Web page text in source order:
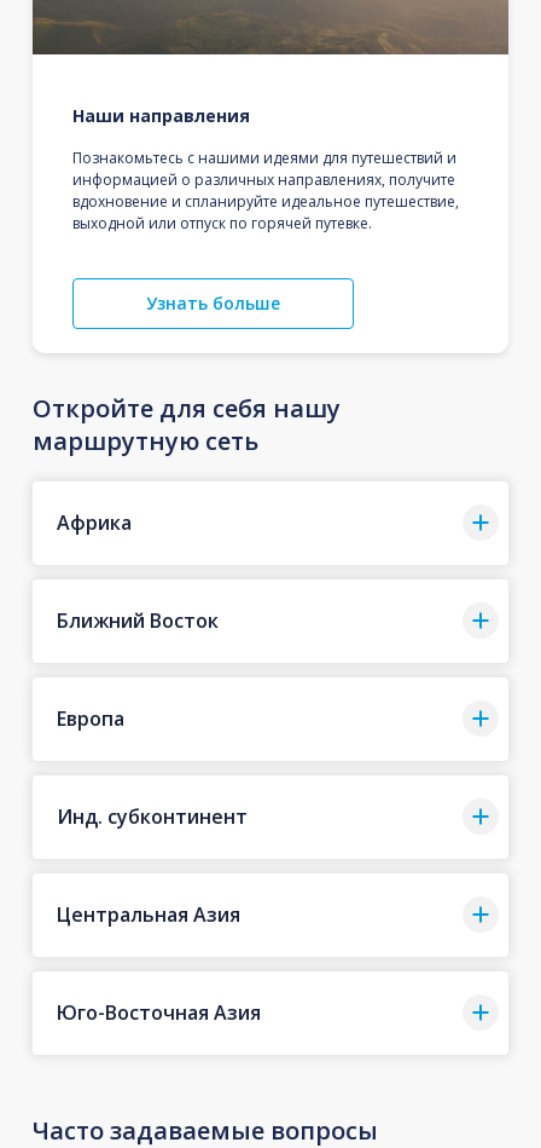
Наши направления
Познакомьтесь с нашими идеями для путешествий и
информацией о различных направлениях, получите
вдохновение и спланируйте идеальное путешествие,
выходной или отпуск по горячей путевке.
Узнать больше
Откройте для себя нашу
маршрутную сеть
Африка
Ближний Восток
Европа
Инд. субконтинент
Центральная Азия
Юго-Восточная Азия
Часто задаваемые вопросы